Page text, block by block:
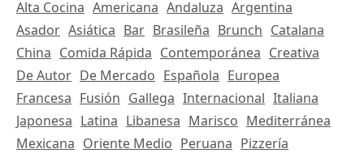
Alta Cocina Americana Andaluza Argentina
Asador Asiática Bar Brasileña Brunch Catalana
China Comida Rápida Contemporánea Creativa
De Autor De Mercado Española Europea
Francesa Fusión Gallega Internacional Italiana
Japonesa Latina Libanesa Marisco Mediterránea
Mexicana Oriente Medio Peruana Pizzería